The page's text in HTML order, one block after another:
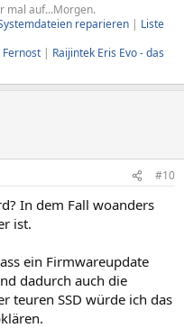
mal auf...Morgen.​
reparieren | Liste
Fernost | Raijintek Eris Evo - das
#10
In dem Fall woanders
ist.
ein Firmwareupdate
dadurch auch die
teuren SSD würde ich das